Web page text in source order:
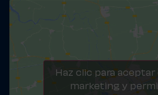
Haz clic para aceptar
marketing y